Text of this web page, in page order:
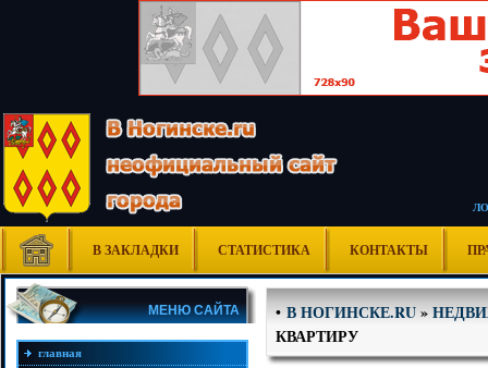
В ЗАКЛАДКИ СТАТИСТИКА КОНТАКТЫ
МЕНЮ САЙТА
главная
•В НОГИНСКЕ.RU»
КВАРТИРУ